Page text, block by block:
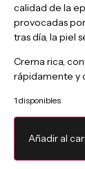
calidad de la
provocadas
tras día, la piel
Crema rica,
rápidamente y
1 disponibles
Añadir al